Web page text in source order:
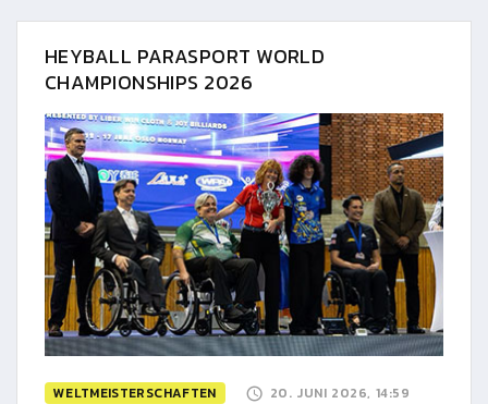
HEYBALL PARASPORT WORLD
CHAMPIONSHIPS 2026
WELTMEISTERSCHAFTEN 20. JUNI 2026, 14:59